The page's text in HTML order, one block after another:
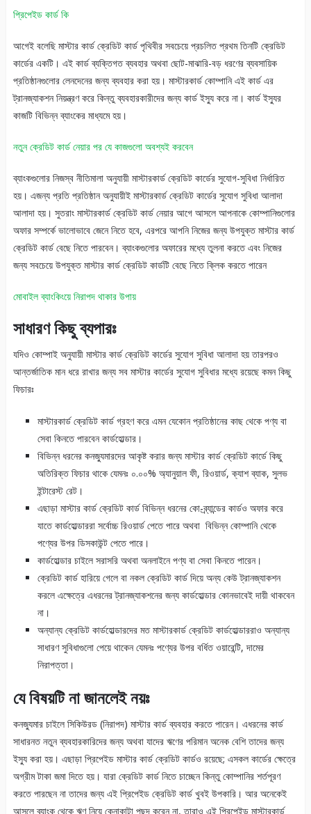
প্রিপেইড কার্ড কি
আগেই বলেছি মাস্টার কার্ড ক্রেডিট কার্ড পৃথিবীর সবচেয়ে প্রচলিত প্রথম তিনটি ক্রেডিট
কার্ডের একটি। এই কার্ড ব্যক্তিগত ব্যবহার অথবা ছোট-মাঝারি-বড় ধরণের ব্যবসায়িক
প্রতিষ্ঠানগুলোর লেনদেনের জন্য ব্যবহার করা হয়। মাস্টারকার্ড কোম্পানি এই কার্ড এর
ট্রানজ্যাকশন নিয়ন্ত্রণ করে কিন্তু ব্যবহারকারীদের জন্য কার্ড ইস্যু করে না। কার্ড ইস্যুর
কাজটি বিভিন্ন ব্যাংকের মাধ্যমে হয়।
নতুন ক্রেডিট কার্ড নেয়ার পর যে কাজগুলো অবশ্যই করবেন
ব্যাংকগুলোর নিজস্ব নীতিমালা অনুযায়ী মাস্টারকার্ড ক্রেডিট কার্ডের সুযোগ-সুবিধা নির্ধারিত
হয়। এজন্য প্রতি প্রতিষ্ঠান অনুযায়ীই মাস্টারকার্ড ক্রেডিট কার্ডের সুযোগ সুবিধা আলাদা
আলাদা হয়। সুতরাং মাস্টারকার্ড ক্রেডিট কার্ড নেয়ার আগে আসলে আপনাকে কোম্পানিগুলোর
অফার সম্পর্কে ভালোভাবে জেনে নিতে হবে, এরপরে আপনি নিজের জন্য উপযুক্ত মাস্টার কার্ড
ক্রেডিট কার্ড বেছে নিতে পারবেন। ব্যাংকগুলোর অফারের মধ্যে তুলনা করতে এবং নিজের
জন্য সবচেয়ে উপযুক্ত মাস্টার কার্ড ক্রেডিট কার্ডটি বেছে নিতে ক্লিক করতে পারেন
মোবাইল ব্যাংকিংয়ে নিরাপদ থাকার উপায়
সাধারণ কিছু ব্যপারঃ
যদিও কোম্পাই অনুযায়ী মাস্টার কার্ড ক্রেডিট কার্ডের সুযোগ সুবিধা আলাদা হয় তারপরও
আন্তর্জাতিক মান ধরে রাখার জন্য সব মাস্টার কার্ডের সুযোগ সুবিধার মধ্যে রয়েছে কমন কিছু
ফিচারঃ
মাস্টারকার্ড ক্রেডিট কার্ড গ্রহণ করে এমন যেকোন প্রতিষ্ঠানের কাছ থেকে পণ্য বা
সেবা কিনতে পারবেন কার্ডহোল্ডার।
বিভিন্ন ধরনের কনজ্যুমারদের আকৃষ্ট করার জন্য মাস্টার কার্ড ক্রেডিট কার্ডে কিছু
অতিরিক্ত ফিচার থাকে যেমনঃ ০.০০% অ্যানুয়াল ফী, রিওয়ার্ড, ক্যাশ ব্যাক, সুলভ
ইন্টারেস্ট রেট।
এছাড়া মাস্টার কার্ড ক্রেডিট কার্ড বিভিন্ন ধরনের কো-ব্র্যান্ডের কার্ডও অফার করে
যাতে কার্ডহোল্ডাররা সর্বোচ্চ রিওয়ার্ড পেতে পারে অথবা বিভিন্ন কোম্পানি থেকে
পণ্যের উপর ডিসকাউন্ট পেতে পারে।
কার্ডহোল্ডার চাইলে সরাসরি অথবা অনলাইনে পণ্য বা সেবা কিনতে পারেন।
ক্রেডিট কার্ড হারিয়ে গেলে বা নকল ক্রেডিট কার্ড দিয়ে অন্য কেউ ট্রানজ্যাকশন
করলে এক্ষেত্রে এধরনের ট্রানজ্যাকশনের জন্য কার্ডহোল্ডার কোনভাবেই দায়ী থাকবেন
না।
অন্যান্য ক্রেডিট কার্ডহোল্ডারদের মত মাস্টারকার্ড ক্রেডিট কার্ডহোল্ডাররাও অন্যান্য
সাধারণ সুবিধাগুলো পেয়ে থাকেন যেমনঃ পণ্যের উপর বর্ধিত ওয়ারেন্টি, দামের
নিরাপত্তা।
যে বিষয়টি না জানলেই নয়ঃ
কনজ্যুমার চাইলে সিকিউরড (নিরাপদ) মাস্টার কার্ড ব্যবহার করতে পারেন। এধরনের কার্ড
সাধারনত নতুন ব্যবহারকারিদের জন্য অথবা যাদের ঋণের পরিমান অনেক বেশি তাদের জন্য
ইস্যু করা হয়। এছাড়া প্রিপেইড মাস্টার কার্ড ক্রেডিট কার্ডও রয়েছে; এসকল কার্ডের ক্ষেত্রে
অগ্রীম টাকা জমা দিতে হয়। যারা ক্রেডিট কার্ড নিতে চাচ্ছেন কিন্তু কোম্পানির শর্তপূরণ
করতে পারছেন না তাদের জন্য এই প্রিপেইড ক্রেডিট কার্ড খুবই উপকারি। আর অনেকেই
আসলে ব্যাংক থেকে ঋণ নিয়ে কেনাকাটা পছন্দ করেন না, তারাও এই প্রিপেইড মাস্টারকার্ড